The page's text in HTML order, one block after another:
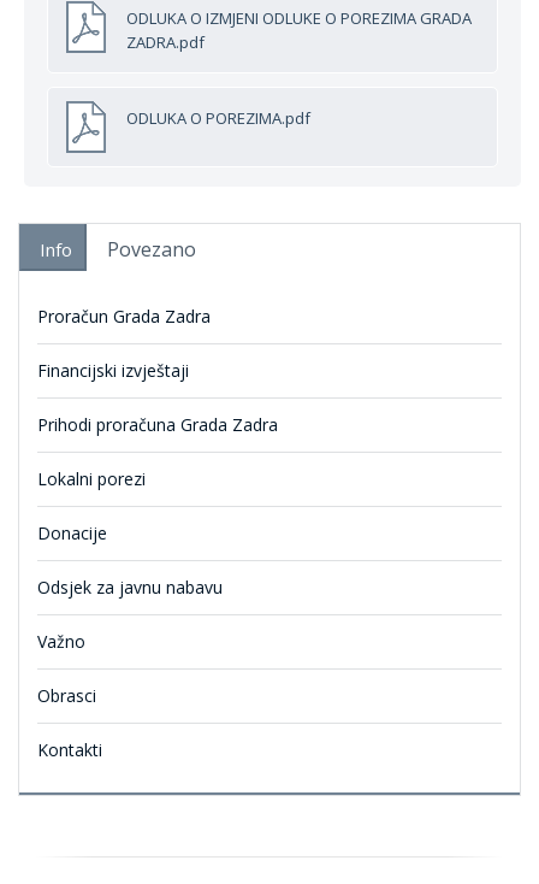
ODLUKA O IZMJENI ODLUKE O POREZIMA GRADA
ZADRA.pdf
ODLUKA O POREZIMA.pdf
Info Povezano
Proračun Grada Zadra
Financijski izvještaji
Prihodi proračuna Grada Zadra
Lokalni porezi
Donacije
Odsjek za javnu nabavu
Važno
Obrasci
Kontakti